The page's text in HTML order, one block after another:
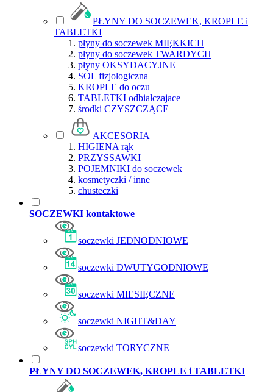
PŁYNY DO SOCZEWEK, KROPLE i
TABLETKI
płyny do soczewek MIĘKKICH
płyny do soczewek TWARDYCH
płyny OKSYDACYJNE
SÓL fizjologiczna
KROPLE do oczu
TABLETKI odbiałczajace
środki CZYSZCZĄCE
AKCESORIA
HIGIENA rąk
PRZYSSAWKI
POJEMNIKI do soczewek
kosmetyczki / inne
chusteczki
SOCZEWKI kontaktowe
soczewki JEDNODNIOWE
soczewki DWUTYGODNIOWE
soczewki MIESIĘCZNE
soczewki NIGHT&DAY
soczewki TORYCZNE
PŁYNY DO SOCZEWEK, KROPLE i TABLETKI